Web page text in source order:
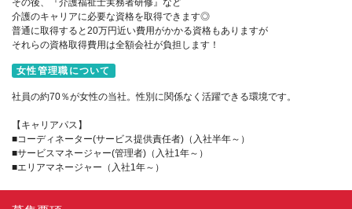
その後、『介護福祉士実務者研修』など
介護のキャリアに必要な資格を取得できます◎
普通に取得すると20万円近い費用がかかる資格もありますが
それらの資格取得費用は全額会社が負担します！
女性管理職について
社員の約70％が女性の当社。性別に関係なく活躍できる環境です。
【キャリアパス】
■コーディネーター(サービス提供責任者)（入社半年～）
■サービスマネージャー(管理者)（入社1年～）
■エリアマネージャー（入社1年～）